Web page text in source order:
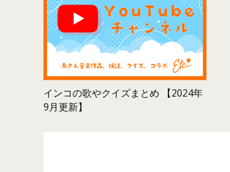
インコの歌やクイズまとめ 【2024年
9月更新】